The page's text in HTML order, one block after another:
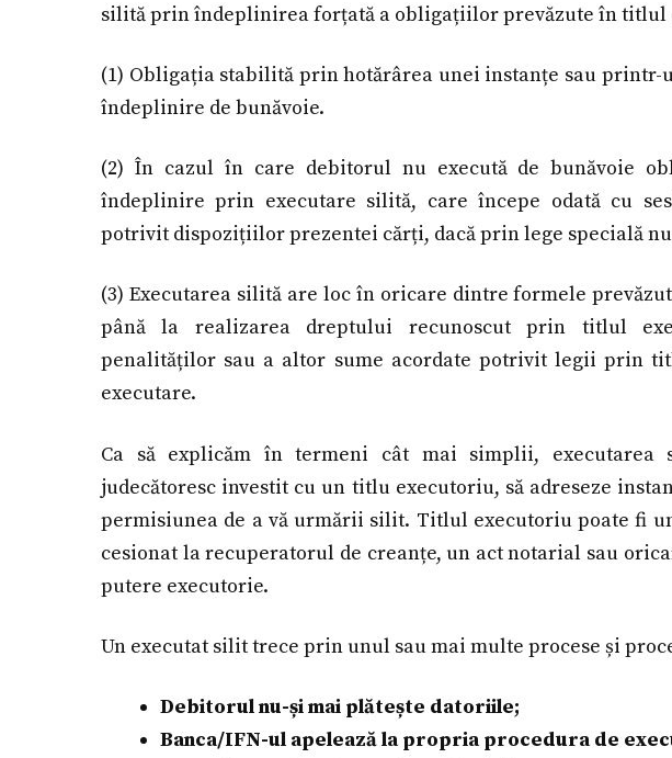
silită prin îndeplinirea forțată a obligațiilor prevăzute în titlul
(1) Obligația stabilită prin hotărârea unei instanțe sau
îndeplinire de bunăvoie.
(2) În cazul în care debitorul nu execută de bunăvoie
îndeplinire prin executare silită, care începe odată cu
potrivit dispozițiilor prezentei cărți, dacă prin lege specială
(3) Executarea silită are loc în oricare dintre formele
până la realizarea dreptului recunoscut prin titlul
penalităților sau a altor sume acordate potrivit legii prin
executare.
Ca să explicăm în termeni cât mai simplii, executarea
judecătoresc investit cu un titlu executoriu, să adreseze
permisiunea de a vă urmării silit. Titlul executoriu poate fi
cesionat la recuperatorul de creanțe, un act notarial sau
putere executorie.
Un executat silit trece prin unul sau mai multe procese și
Debitorul nu-și mai plătește datoriile;
Banca/IFN-ul apelează la propria procedura de